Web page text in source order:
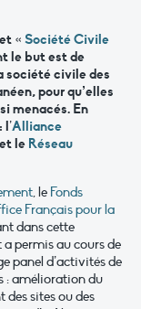
« Société Civile
le but est de
société civile des
pour qu’elles
menacés. En
Alliance
le Réseau
, le Fonds
Français pour la
dans cette
a permis au cours de
panel d’activités de
: amélioration du
des sites ou des